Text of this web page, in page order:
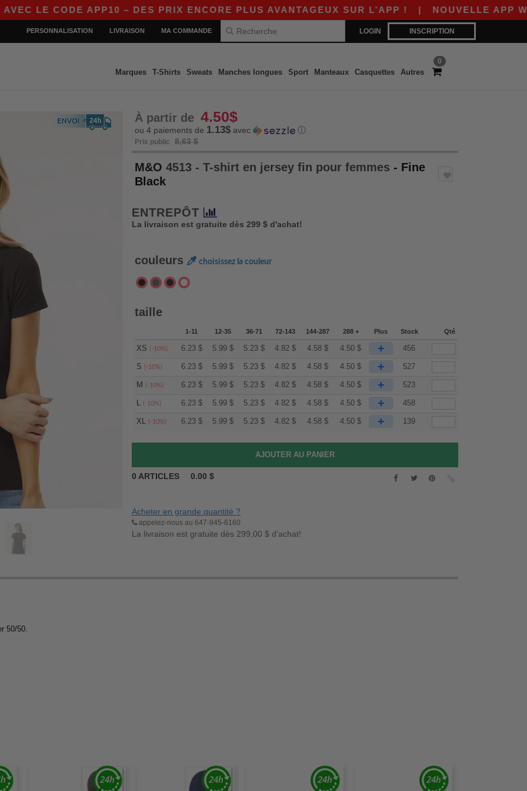
CODE APP10 – DES PRIX ENCORE PLUS AVANTAGEUX SUR L’APP ! |NOUVELLE APP
LOGIN INSCRIPTION
PERSONNALISATION LIVRAISON MA COMMANDE
0
Marques T-Shirts Sweats Manches longues Sport Manteaux Casquettes Autres
À partir de 4.50$
ou 4 paiements de 1.13$ avec ⓘ
Prix public 8,63 $
M&O 4513 - T-shirt en jersey fin pour femmes - Fine
Black
ENTREPÔT
La livraison est gratuite dès 299 $ d'achat!
couleurs choisissez la couleur
taille
1-11 12-35 36-71 72-143 144-287 288 + Plus Stock Qté
XS (-10%) 6.23 $ 5.99 $ 5.23 $ 4.82 $ 4.58 $ 4.50 $ + 456
S (-10%) 6.23 $ 5.99 $ 5.23 $ 4.82 $ 4.58 $ 4.50 $ + 527
M (-10%) 6.23 $ 5.99 $ 5.23 $ 4.82 $ 4.58 $ 4.50 $ + 523
L (-10%) 6.23 $ 5.99 $ 5.23 $ 4.82 $ 4.58 $ 4.50 $ + 458
XL (-10%) 6.23 $ 5.99 $ 5.23 $ 4.82 $ 4.58 $ 4.50 $ + 139
0 ARTICLES 0.00 $
Acheter en grande quantité ?
appelez-nous au 647-945-6160
La livraison est gratuite dès 299,00 $ d'achat!
50/50.